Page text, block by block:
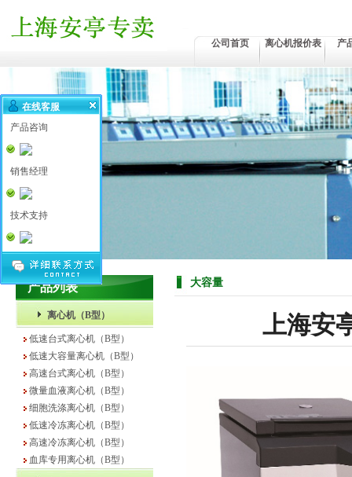
公司首页 离心机报价表 产
产品列表
离心机（B型）
低速台式离心机（B型）
低速大容量离心机（B型）
高速台式离心机（B型）
微量血液离心机（B型）
细胞洗涤离心机（B型）
低速冷冻离心机（B型）
高速冷冻离心机（B型）
血库专用离心机（B型）
大容量
上海安
在线客服
产品咨询
销售经理
技术支持